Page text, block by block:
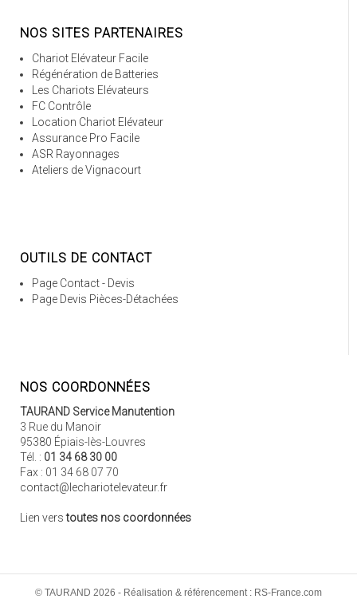
NOS SITES PARTENAIRES
Chariot Elévateur Facile
Régénération de Batteries
Les Chariots Elévateurs
FC Contrôle
Location Chariot Elévateur
Assurance Pro Facile
ASR Rayonnages
Ateliers de Vignacourt
OUTILS DE CONTACT
Page Contact - Devis
Page Devis Pièces-Détachées
NOS COORDONNÉES
TAURAND Service Manutention
3 Rue du Manoir
95380 Épiais-lès-Louvres
Tél. : 01 34 68 30 00
Fax : 01 34 68 07 70
contact@lechariotelevateur.fr
Lien verstoutes nos coordonnées
© TAURAND 2026 - Réalisation & référencement : RS-France.com